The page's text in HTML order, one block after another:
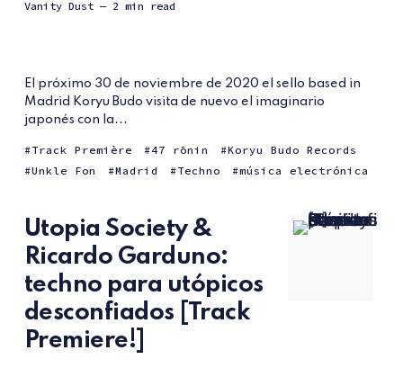
Vanity Dust — 2 min read
El próximo 30 de noviembre de 2020 el sello based in
Madrid Koryu Budo visita de nuevo el imaginario
japonés con la...
Track Première 47 rōnin
Koryu Budo Records
Unkle Fon
Madrid Techno música electrónica
Utopia Society &
Ricardo Garduno:
techno para utópicos
desconfiados [Track
Premiere!]